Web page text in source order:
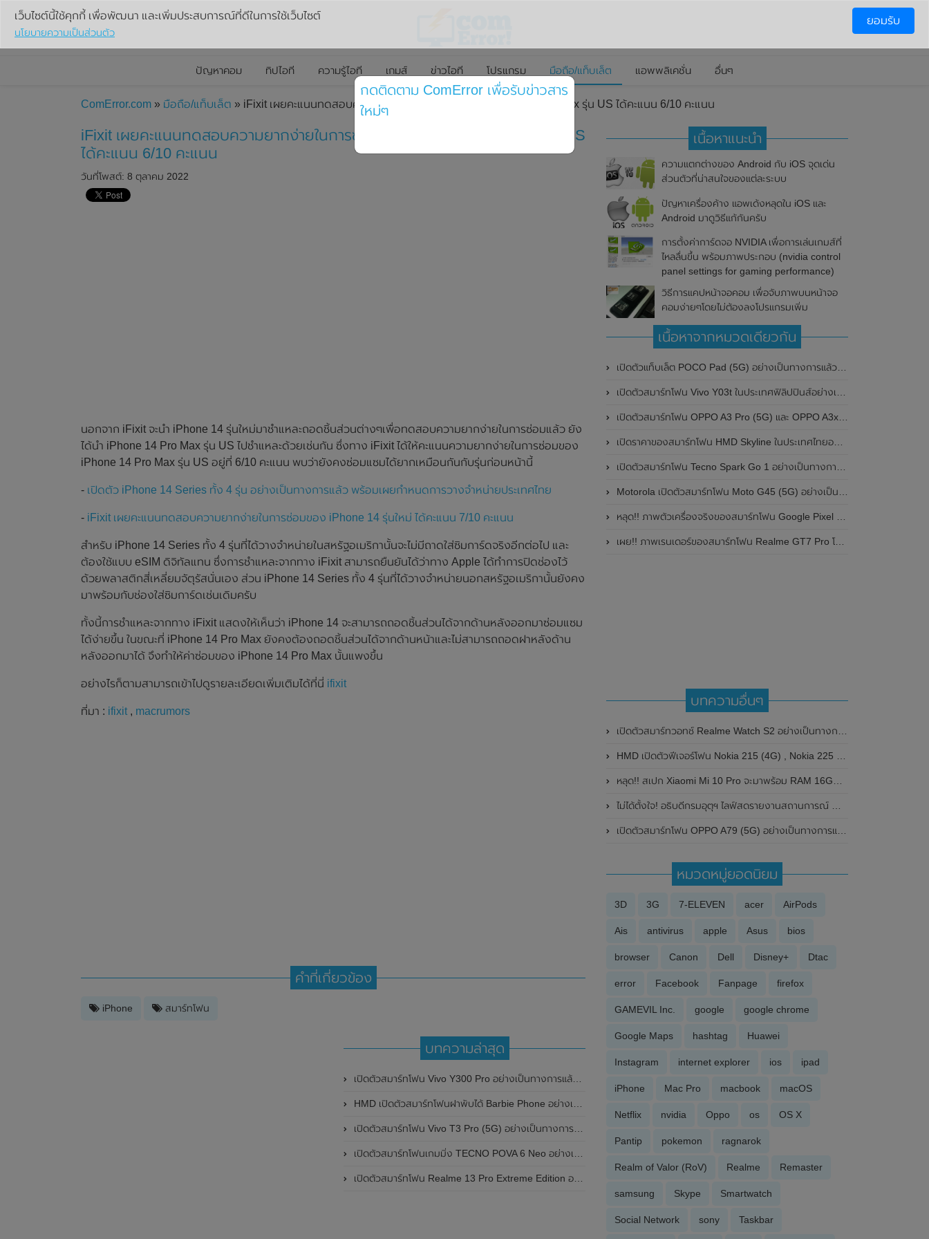
ปัญหาคอม ทิปไอที ความรู้ไอที เกมส์ ข่าวไอที โปรแกรม มือถือ/แท็บเล็ต แอพพลิเคชั่น อื่นๆ
ComError.com » มือถือ/แท็บเล็ต » iFixit เผยคะแนนทดสอบความยากง่ายในการซ่อมของ iPhone 14 Pro Max รุ่น US ได้คะแนน 6/10 คะแนน
iFixit เผยคะแนนทดสอบความยากง่ายในการซ่อมของ iPhone 14 Pro Max รุ่น US
ได้คะแนน 6/10 คะแนน
วันที่โพสต์: 8 ตุลาคม 2022
นอกจาก iFixit จะนำ iPhone 14 รุ่นใหม่มาชำแหละถอดชิ้นส่วนต่างๆเพื่อทดสอบความยากง่ายในการซ่อมแล้ว ยัง
ได้นำ iPhone 14 Pro Max รุ่น US ไปชำแหละด้วยเช่นกัน ซึ่งทาง iFixit ได้ให้คะแนนความยากง่ายในการซ่อมของ
iPhone 14 Pro Max รุ่น US อยู่ที่ 6/10 คะแนน พบว่ายังคงซ่อมแซมได้ยากเหมือนกันกับรุ่นก่อนหน้านี้
- เปิดตัว iPhone 14 Series ทั้ง 4 รุ่น อย่างเป็นทางการแล้ว พร้อมเผยกำหนดการวางจำหน่ายประเทศไทย
- iFixit เผยคะแนนทดสอบความยากง่ายในการซ่อมของ iPhone 14 รุ่นใหม่ ได้คะแนน 7/10 คะแนน
สำหรับ iPhone 14 Series ทั้ง 4 รุ่นที่ได้วางจำหน่ายในสหรัฐอเมริกานั้นจะไม่มีถาดใส่ซิมการ์ดจริงอีกต่อไป และ
ต้องใช้แบบ eSIM ดิจิทัลแทน ซึ่งการชำแหละจากทาง iFixit สามารถยืนยันได้ว่าทาง Apple ได้ทำการปิดช่องไว้
ด้วยพลาสติกสี่เหลี่ยมจัตุรัสนั่นเอง ส่วน iPhone 14 Series ทั้ง 4 รุ่นที่ได้วางจำหน่ายนอกสหรัฐอเมริกานั้นยังคง
มาพร้อมกับช่องใส่ซิมการ์ดเช่นเดิมครับ
ทั้งนี้การชำแหละจากทาง iFixit แสดงให้เห็นว่า iPhone 14 จะสามารถถอดชิ้นส่วนได้จากด้านหลังออกมาซ่อมแซม
ได้ง่ายขึ้น ในขณะที่ iPhone 14 Pro Max ยังคงต้องถอดชิ้นส่วนได้จากด้านหน้าและไม่สามารถถอดฝาหลังด้าน
หลังออกมาได้ จึงทำให้ค่าซ่อมของ iPhone 14 Pro Max นั้นแพงขึ้น
อย่างไรก็ตามสามารถเข้าไปดูรายละเอียดเพิ่มเติมได้ที่นี่ ifixit
ที่มา : ifixit , macrumors
คำที่เกี่ยวข้อง
iPhone สมาร์ทโฟน
บทความล่าสุด
เปิดตัวสมาร์ทโฟน Vivo Y300 Pro อย่างเป็นทางการแล้วในประเทศจีน มาพร้อมดีไซน์พรีเมี่ยม ทนทาน และแบตเตอรี่สุดอึดขนาดใหญ่ 6,500mAh พร้อมรองรับการชาร์จไว 80W
HMD เปิดตัวสมาร์ทโฟนฝาพับได้ Barbie Phone อย่างเป็นทางการแล้ว มาพร้อมธีมสีชมพูสดใส
เปิดตัวสมาร์ทโฟน Vivo T3 Pro (5G) อย่างเป็นทางการแล้วในประเทศอินเดีย
เปิดตัวสมาร์ทโฟนเกมมิ่ง TECNO POVA 6 Neo อย่างเป็นทางการแล้วในประเทศไทย ในราคา 8,499 บาท
เปิดตัวสมาร์ทโฟน Realme 13 Pro Extreme Edition อย่างเป็นทางการแล้วในประเทศจีน
เนื้อหาแนะนำ
ความแตกต่างของ Android กับ iOS จุดเด่น
ส่วนตัวที่น่าสนใจของแต่ละระบบ
ปัญหาเครื่องค้าง แอพเด้งหลุดใน iOS และ
Android มาดูวิธีแก้กันครับ
การตั้งค่าการ์ดจอ NVIDIA เพื่อการเล่นเกมส์ที่
ไหลลื่นขึ้น พร้อมภาพประกอบ (nvidia control
panel settings for gaming performance)
วิธีการแคปหน้าจอคอม เพื่อจับภาพบนหน้าจอ
คอมง่ายๆโดยไม่ต้องลงโปรแกรมเพิ่ม
เนื้อหาจากหมวดเดียวกัน
เปิดตัวแท็บเล็ต POCO Pad (5G) อย่างเป็นทางการแล้วในประเทศอินเดีย มาพร้อมชิปเซ็ต Snapdragon 7s Gen 2 ของ Qualcomm และรองรับเครือข่าย 5G
เปิดตัวสมาร์ทโฟน Vivo Y03t ในประเทศฟิลิปปินส์อย่างเป็นทางการแล้ว มาพร้อมชิปเซ็ต Unisoc T612 , กล้องหลัง ความละเอียด 13MP , แบตเตอรี่ 5,000mAh และหน้าจอแสดงผล LCD / 90Hz
เปิดตัวสมาร์ทโฟน OPPO A3 Pro (5G) และ OPPO A3x ในประเทศไทยอย่างเป็นทางการแล้ว ในราคาเริ่มต้นเพียง 3,999 บาท
เปิดราคาของสมาร์ทโฟน HMD Skyline ในประเทศไทยอย่างเป็นทางการแล้ว ราคา 14,990 บาท
เปิดตัวสมาร์ทโฟน Tecno Spark Go 1 อย่างเป็นทางการแล้ว มาพร้อมหน้าจอแสดงผล LCD / 120Hz , แบตเตอรี่ 5,000mAh และใช้ชิปเซ็ต Unisoc
Motorola เปิดตัวสมาร์ทโฟน Moto G45 (5G) อย่างเป็นทางการแล้วในอินเดีย
หลุด!! ภาพตัวเครื่องจริงของสมาร์ทโฟน Google Pixel 9a โชว์ดีไซน์ใหม่ กล้องหลังแบนราบ ไม่มีกรอบของกล้องแล้ว
เผย!! ภาพเรนเดอร์ของสมาร์ทโฟน Realme GT7 Pro โชว์ให้เห็นดีไซน์ใหม่ พร้อมเผยรายละเอียดสเปกที่สำคัญบางส่วน
บทความอื่นๆ
เปิดตัวสมาร์ทวอทช์ Realme Watch S2 อย่างเป็นทางการในประเทศอินเดีย มาพร้อมตัวเรือนสแตนเลสสตีล , หน้าจอแสดงผล AMOLED ขนาด 1.43 นิ้ว , แบตเตอรี่ขนาดใหญ่ใช้งานได้นาน 20 วัน และรองรับคำสั่งเสียง Super AI Engine ที่ขับเคลื่อนโดย ChatGPT
HMD เปิดตัวฟีเจอร์โฟน Nokia 215 (4G) , Nokia 225 (4G) และ Nokia 235 (4G) รุ่นใหม่ของปี 2024 อย่างเป็นทางการแล้ว
หลุด!! สเปก Xiaomi Mi 10 Pro จะมาพร้อม RAM 16GB พื้นที่เก็บข้อมูลขนาด 512GB
ไม่ได้ตั้งใจ! อธิบดีกรมอุตุฯ ไลฟ์สดรายงานสถานการณ์ พายุคาจิกิ ท่ามกลางเอฟเฟคสติ๊กเกอร์
เปิดตัวสมาร์ทโฟน OPPO A79 (5G) อย่างเป็นทางการแล้วในประเทศไทยในราคาเริ่มต้นเพียง 6,999 บาท
หมวดหมู่ยอดนิยม
3D 3G 7-ELEVEN acer AirPods
Ais antivirus apple Asus bios
browser Canon Dell Disney+ Dtac
error Facebook Fanpage firefox
GAMEVIL Inc. google google chrome
Google Maps hashtag Huawei
Instagram internet explorer ios ipad
iPhone Mac Pro macbook macOS
Netflix nvidia Oppo os OS X
Pantip pokemon ragnarok
Realm of Valor (RoV) Realme Remaster
samsung Skype Smartwatch
Social Network sony Taskbar
เว็บไซต์นี้ใช้คุกกี้ เพื่อพัฒนา และเพิ่มประสบการณ์ที่ดีในการใช้เว็บไซต์
นโยบายความเป็นส่วนตัว
ยอมรับ
กดติดตาม ComError เพื่อรับข่าวสาร
ใหม่ๆ